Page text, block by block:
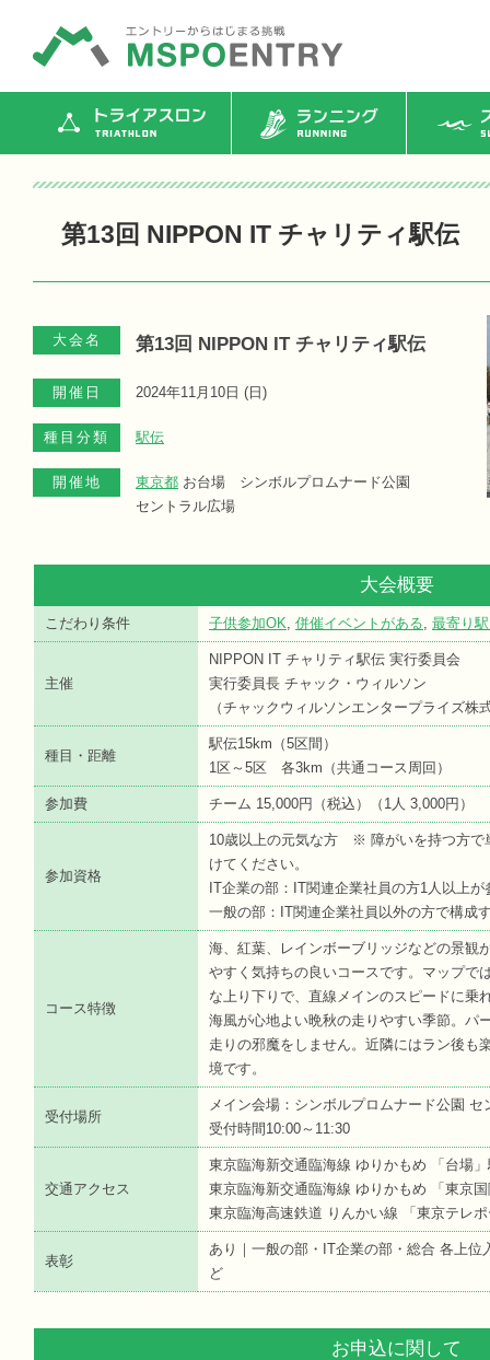
トライアスロン ランニング ス
第13回 NIPPON IT チャリティ駅伝
大会名 第13回 NIPPON IT チャリティ駅伝
開催日 2024年11月10日 ( 日 )
種目分類 駅伝
開催地 東京都 お台場 シンボルプロムナード公園
セントラル広場
大会概要
こだわり条件 子供参加OK, 併催イベントがある, 最寄り
主催
NIPPON IT チャリティ駅伝 実行委員会
実行委員長 チャック・ウィルソン
（チャックウィルソンエンタープライズ株
種目・距離
駅伝15km（5区間）
1区～5区 各3km（共通コース周回）
参加費 チーム 15,000円（税込）（1人 3,000円）
参加資格
10歳以上の元気な方 ※ 障がいを持つ方で
けてください。
IT企業の部：IT関連企業社員の方1人以上
一般の部：IT関連企業社員以外の方で構成
コース特徴
海、紅葉、レインボーブリッジなどの景観
やすく気持ちの良いコースです。マップで
な上り下りで、直線メインのスピードに乗
海風が心地よい晩秋の走りやすい季節。パ
走りの邪魔をしません。近隣にはラン後も
境です。
受付場所
メイン会場：シンボルプロムナード公園 セ
受付時間10:00～11:30
交通アクセス
東京臨海新交通臨海線 ゆりかもめ 「台場
東京臨海新交通臨海線 ゆりかもめ 「東京
東京臨海高速鉄道 りんかい線 「東京テレ
表彰
あり｜一般の部・IT企業の部・総合 各上
ど
お申込に関して